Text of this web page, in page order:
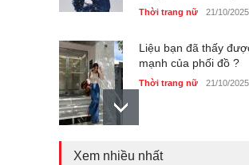
Thời trang nữ 21/10/2025
Liệu bạn đã thấy
mạnh của phối đồ ?
Thời trang nữ 21/10/2025
Dàn túi hiệu ‘ xịn sò’
Xem nhiều nhất